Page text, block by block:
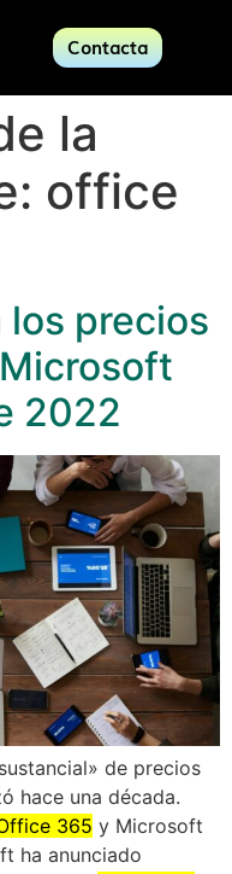
Contacta
la
office
precios
2022
de precios
hace una década.
365 y Microsoft
ha anunciado